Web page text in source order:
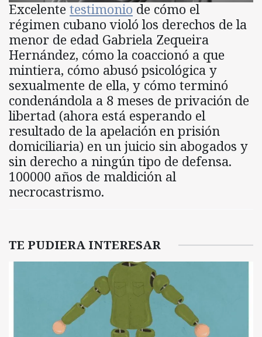
Excelente testimonio de cómo el
régimen cubano violó los derechos de la
menor de edad Gabriela Zequeira
Hernández, cómo la coaccionó a que
mintiera, cómo abusó psicológica y
sexualmente de ella, y cómo terminó
condenándola a 8 meses de privación de
libertad (ahora está esperando el
resultado de la apelación en prisión
domiciliaria) en un juicio sin abogados y
sin derecho a ningún tipo de defensa.
100000 años de maldición al
necrocastrismo.
TE PUDIERA INTERESAR